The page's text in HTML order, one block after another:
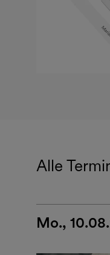
Alle
Mo.,